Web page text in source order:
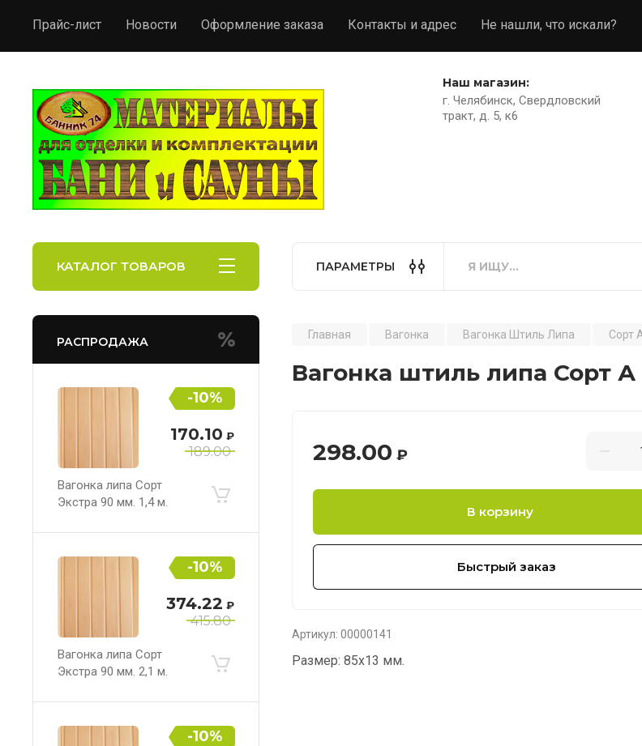
Прайс-лист Новости Оформление заказа Контакты и адрес Не нашли, что искали?
Наш магазин:
г. Челябинск, Свердловский
тракт, д. 5, к6
КАТАЛОГ ТОВАРОВ ПАРАМЕТРЫ
РАСПРОДАЖА
189.00
170.10 ₽
Вагонка липа Сорт
Экстра 90 мм. 1,4 м.
-10%
415.80
374.22 ₽
Вагонка липа Сорт
Экстра 90 мм. 2,1 м.
-10%
-10%
Главная Вагонка Вагонка Штиль Липа Сорт
Вагонка штиль липа Сорт А
298.00 ₽
В корзину
Быстрый заказ
Артикул: 00000141
Размер: 85х13 мм.